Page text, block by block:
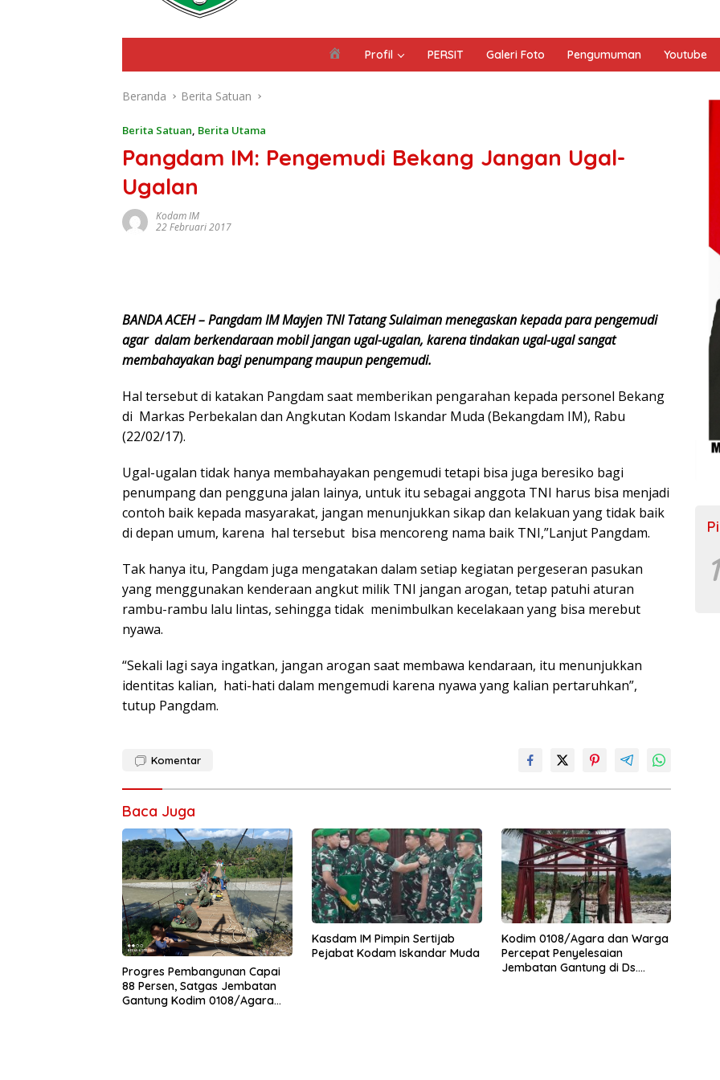
e
Profil PERSIT Galeri Foto Pengumuman Youtube
Beranda Berita Satuan
Berita Satuan, Berita Utama
Pangdam IM: Pengemudi Bekang Jangan Ugal-
Ugalan
Kodam IM
22 Februari 2017
BANDA ACEH – Pangdam IM Mayjen TNI Tatang Sulaiman menegaskan kepada para pengemudi
agar dalam berkendaraan mobil jangan ugal-ugalan, karena tindakan ugal-ugal sangat
membahayakan bagi penumpang maupun pengemudi.
Hal tersebut di katakan Pangdam saat memberikan pengarahan kepada personel Bekang
di Markas Perbekalan dan Angkutan Kodam Iskandar Muda (Bekangdam IM), Rabu
(22/02/17).
Ugal-ugalan tidak hanya membahayakan pengemudi tetapi bisa juga beresiko bagi
penumpang dan pengguna jalan lainya, untuk itu sebagai anggota TNI harus bisa menjadi
contoh baik kepada masyarakat, jangan menunjukkan sikap dan kelakuan yang tidak baik
di depan umum, karena hal tersebut bisa mencoreng nama baik TNI,”Lanjut Pangdam.
Tak hanya itu, Pangdam juga mengatakan dalam setiap kegiatan pergeseran pasukan
yang menggunakan kenderaan angkut milik TNI jangan arogan, tetap patuhi aturan
rambu-rambu lalu lintas, sehingga tidak menimbulkan kecelakaan yang bisa merebut
nyawa.
“Sekali lagi saya ingatkan, jangan arogan saat membawa kendaraan, itu menunjukkan
identitas kalian, hati-hati dalam mengemudi karena nyawa yang kalian pertaruhkan”,
tutup Pangdam.
Komentar
Baca Juga
Progres Pembangunan Capai
88 Persen, Satgas Jembatan
Gantung Kodim 0108/Agara
Kasdam IM Pimpin Sertijab
Pejabat Kodam Iskandar Muda
Kodim 0108/Agara dan Warga
Percepat Penyelesaian
Jembatan Gantung di Ds.
1